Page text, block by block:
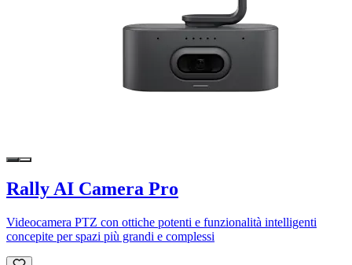
Rally AI Camera Pro
Videocamera PTZ con ottiche potenti e funzionalità intelligenti
concepite per spazi più grandi e complessi